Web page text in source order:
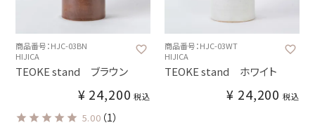
商品番号：HJC-03BN
HIJICA
TEOKE stand ブラウン
¥ 24,200 税込
5.00 （1）
商品番号：HJC-03WT
HIJICA
TEOKE stand ホワイト
¥ 24,200 税込